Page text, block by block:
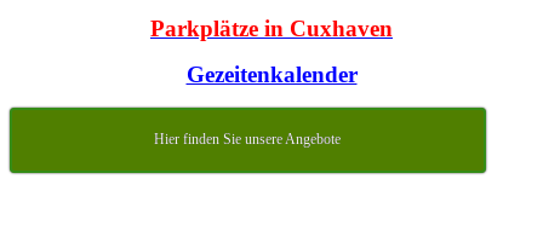
Parkplätze in Cuxhaven
Gezeitenkalender
Hier finden Sie unsere Angebote